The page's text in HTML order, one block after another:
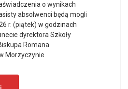
o wynikach
absolwenci będą mogli
r. (piątek) w godzinach
dyrektora Szkoły
Romana
Morzyczynie.